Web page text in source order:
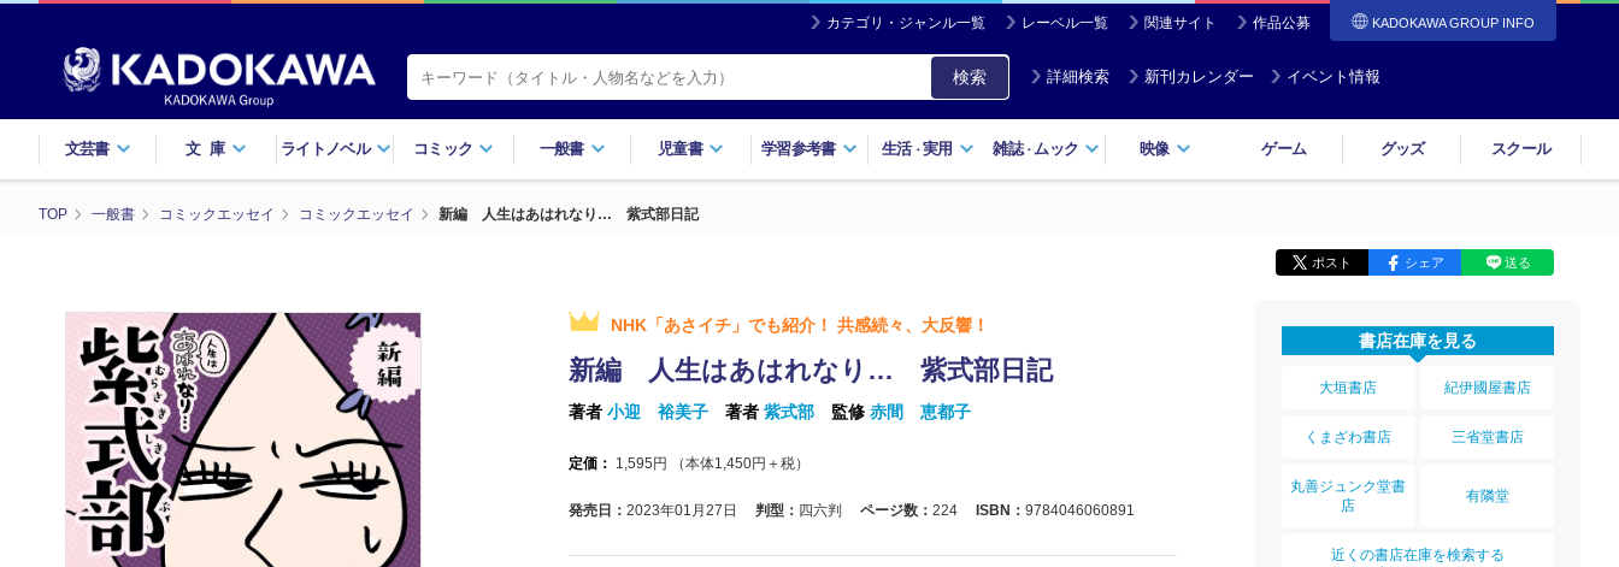
カテゴリ・ジャンル一覧 レーベル一覧 関連サイト 作品公募 KADOKAWA GROUP INFO
検索 詳細検索 新刊カレンダー イベント情報
文芸書 文庫 ライトノベル コミック 一般書 児童書 学習参考書 生活・実用 雑誌・ ムック 映像 ゲーム グッズ スクール
TOP 一般書 コミックエッセイ コミックエッセイ 新編 人生はあはれなり… 紫式部日記
ポスト シェア 送る
NHK「あさイチ」でも紹介！ 共感続々、大反響！
新編 人生はあはれなり… 紫式部日記
著者 小迎 裕美子 著者 紫式部 監修 赤間 恵都子
定価： 1,595 円 （本体1,450円＋税）
発売日： 2023年01月27日 判型： 四六判 ページ数： 224 ISBN： 9784046060891
書店在庫を見る
大垣書店 紀伊國屋書店
くまざわ書店 三省堂書店
丸善ジュンク堂書
店
有隣堂
近くの書店在庫を検索する